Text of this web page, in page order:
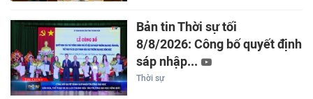
Bản tin Thời sự tối
8/8/2026: Công bố quyết định
sáp nhập...
Thời sự